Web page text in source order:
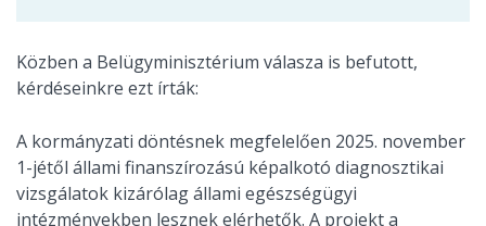
Közben a Belügyminisztérium válasza is befutott,
kérdéseinkre ezt írták:
A kormányzati döntésnek megfelelően 2025. november
1-jétől állami finanszírozású képalkotó diagnosztikai
vizsgálatok kizárólag állami egészségügyi
intézményekben lesznek elérhetők. A projekt a